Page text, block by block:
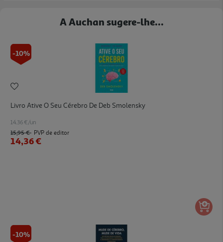
A Auchan sugere-lhe...
-10%
Livro Ative O Seu Cérebro De Deb Smolensky
14.36 €/un
15,95 € PVP de editor
14,36 €
-10%